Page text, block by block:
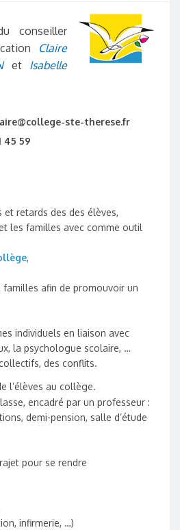
conseiller
Claire
et Isabelle
ste-therese.fr
45 59
et retards des des élèves,
les familles avec comme outil
,
afin de promouvoir un
individuels en liaison avec
la psychologue scolaire, …
des conflits.
l’élèves au collège.
encadré par un professeur :
demi-pension, salle d’étude
pour se rendre
infirmerie, …)